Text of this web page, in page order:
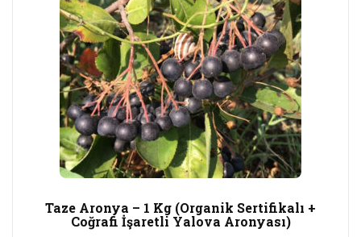
Taze Aronya – 1 Kg (Organik Sertifikalı +
Coğrafi İşaretli Yalova Aronyası)